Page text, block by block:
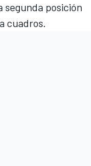
segunda posición
cuadros.